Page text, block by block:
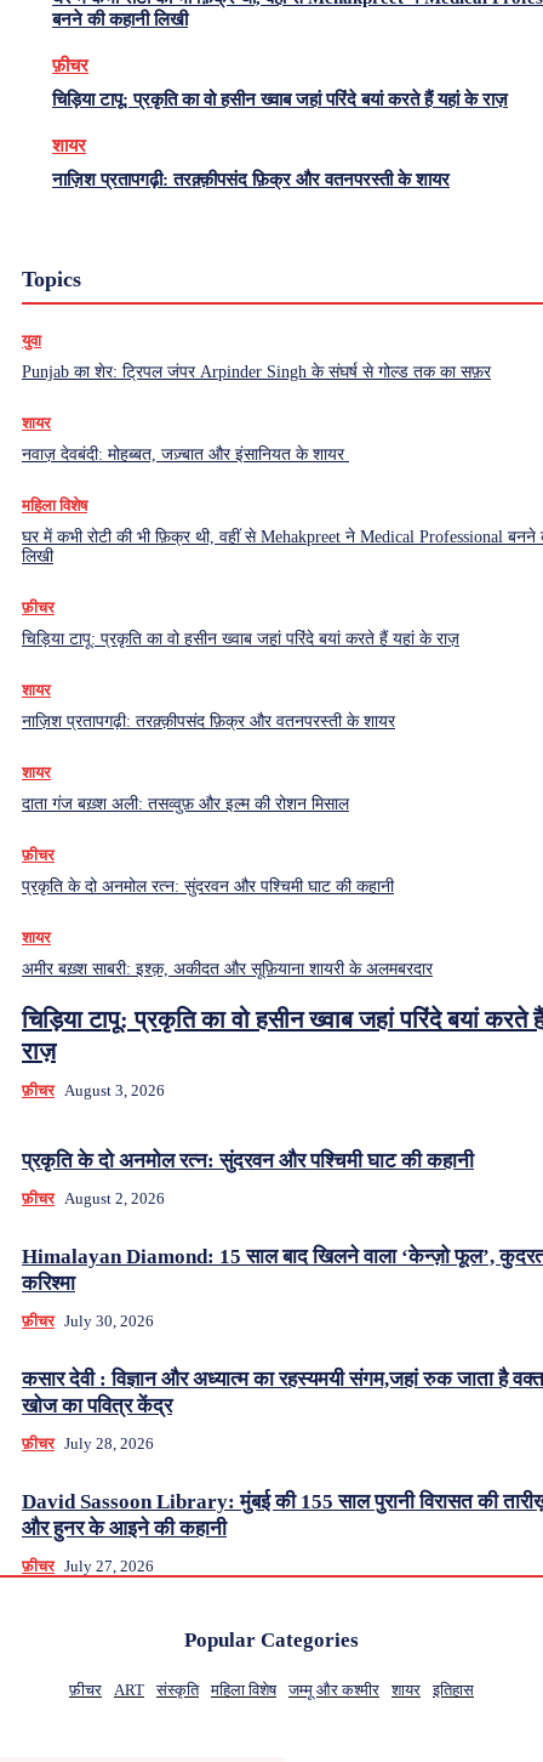
बनने की कहानी लिखी
फ़ीचर
चिड़िया टापू: प्रकृति का वो हसीन ख्वाब जहां परिंदे बयां करते हैं यहां के राज़
शायर
नाज़िश प्रतापगढ़ी: तरक़्क़ीपसंद फ़िक्र और वतनपरस्ती के शायर
Topics
युवा
Punjab का शेर: ट्रिपल जंपर Arpinder Singh के संघर्ष से गोल्ड तक का सफ़र
शायर
नवाज़ देवबंदी: मोहब्बत, जज़्बात और इंसानियत के शायर
महिला विशेष
घर में कभी रोटी की भी फ़िक्र थी, वहीं से Mehakpreet ने Medical Professional बनने
लिखी
फ़ीचर
चिड़िया टापू: प्रकृति का वो हसीन ख्वाब जहां परिंदे बयां करते हैं यहां के राज़
शायर
नाज़िश प्रतापगढ़ी: तरक़्क़ीपसंद फ़िक्र और वतनपरस्ती के शायर
शायर
दाता गंज बख़्श अली: तसव्वुफ़ और इल्म की रोशन मिसाल
फ़ीचर
प्रकृति के दो अनमोल रत्न: सुंदरवन और पश्चिमी घाट की कहानी
शायर
अमीर बख़्श साबरी: इश्क़, अकीदत और सूफ़ियाना शायरी के अलमबरदार
चिड़िया टापू: प्रकृति का वो हसीन ख्वाब जहां परिंदे बयां करते
राज़
फ़ीचर August 3, 2026
प्रकृति के दो अनमोल रत्न: सुंदरवन और पश्चिमी घाट की कहानी
फ़ीचर August 2, 2026
Himalayan Diamond: 15 साल बाद खिलने वाला ‘केन्ज़ो फूल’,
करिश्मा
फ़ीचर July 30, 2026
कसार देवी : विज्ञान और अध्यात्म का रहस्यमयी संगम,जहां रुक जाता है
खोज का पवित्र केंद्र
फ़ीचर July 28, 2026
David Sassoon Library: मुंबई की 155 साल पुरानी विरासत की
और हुनर के आइने की कहानी
फ़ीचर July 27, 2026
Popular Categories
फ़ीचर ART संस्कृति महिला विशेष जम्मू और कश्मीर शायर इतिहास